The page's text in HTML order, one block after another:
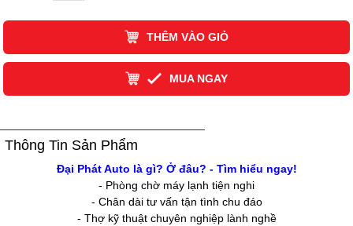
THÊM VÀO GIỎ
MUA NGAY
Thông Tin Sản Phẩm
Đại Phát Auto là gì? Ở đâu? - Tìm hiểu ngay!
- Phòng chờ máy lạnh tiện nghi
- Chân dài tư vấn tận tình chu đáo
- Thợ kỹ thuật chuyên nghiệp lành nghề